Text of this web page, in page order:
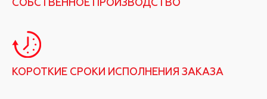
КОРОТКИЕ СРОКИ ИСПОЛНЕНИЯ ЗАКАЗА